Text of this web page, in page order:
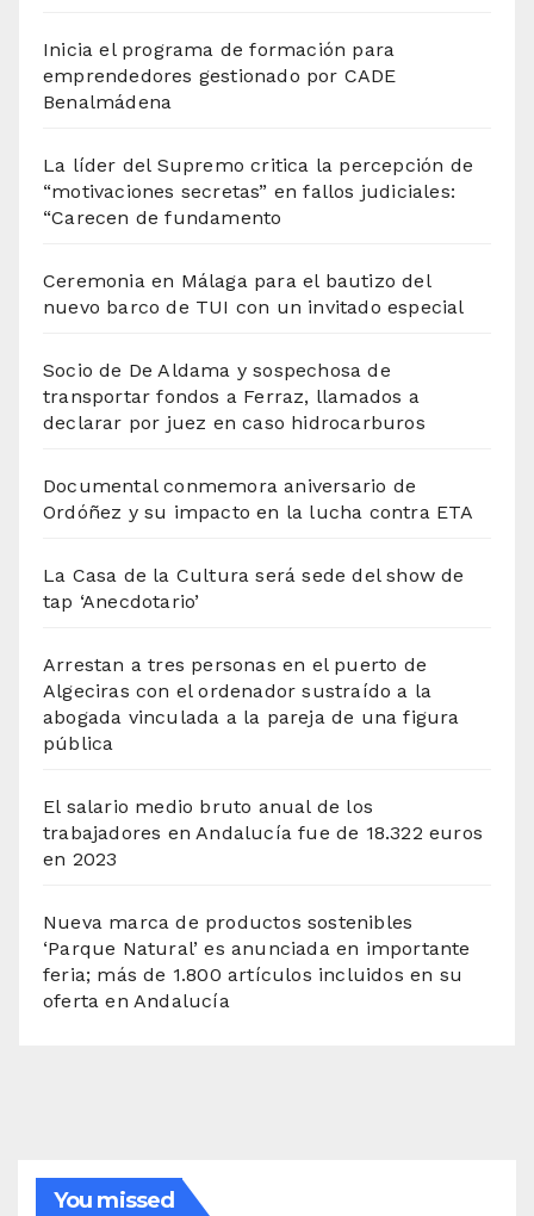
Inicia el programa de formación para
emprendedores gestionado por CADE
Benalmádena
La líder del Supremo critica la percepción de
“motivaciones secretas” en fallos judiciales:
“Carecen de fundamento
Ceremonia en Málaga para el bautizo del
nuevo barco de TUI con un invitado especial
Socio de De Aldama y sospechosa de
transportar fondos a Ferraz, llamados a
declarar por juez en caso hidrocarburos
Documental conmemora aniversario de
Ordóñez y su impacto en la lucha contra ETA
La Casa de la Cultura será sede del show de
tap ‘Anecdotario’
Arrestan a tres personas en el puerto de
Algeciras con el ordenador sustraído a la
abogada vinculada a la pareja de una figura
pública
El salario medio bruto anual de los
trabajadores en Andalucía fue de 18.322 euros
en 2023
Nueva marca de productos sostenibles
‘Parque Natural’ es anunciada en importante
feria; más de 1.800 artículos incluidos en su
oferta en Andalucía
You missed